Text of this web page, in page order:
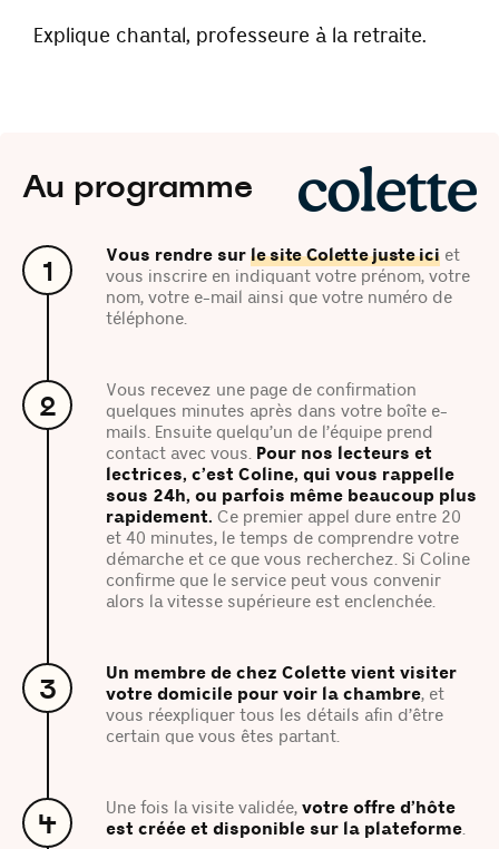
explique chantal, professeure à la retraite.
Au programme
1 Vous rendre sur le site Colette juste ici et
vous inscrire en indiquant votre prénom, votre
nom, votre e-mail ainsi que votre numéro de
téléphone.
2
Vous recevez une page de confirmation
quelques minutes après dans votre boîte e-
mails. Ensuite quelqu’un de l’équipe prend
contact avec vous. Pour nos lecteurs et
lectrices, c’est Coline, qui vous rappelle
sous 24h, ou parfois même beaucoup plus
rapidement. Ce premier appel dure entre 20
et 40 minutes, le temps de comprendre votre
démarche et ce que vous recherchez. Si Coline
confirme que le service peut vous convenir
alors la vitesse supérieure est enclenchée.
3
Un membre de chez Colette vient visiter
votre domicile pour voir la chambre, et
vous réexpliquer tous les détails afin d’être
certain que vous êtes partant.
4 Une fois la visite validée, votre offre d’hôte
est créée et disponible sur la plateforme.